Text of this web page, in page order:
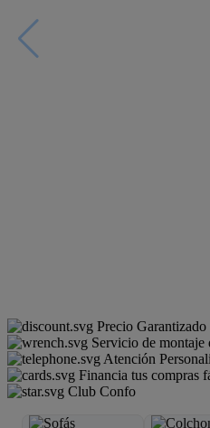
Precio Garantizado
Servicio de montaje
Atención
Financia tus compras
Club Confo